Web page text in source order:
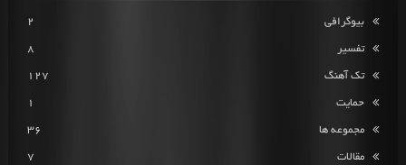
بیوگرافی 2
تفسیر 8
تک آهنگ 127
حمایت 1
مجموعه ها 36
مقالات 7